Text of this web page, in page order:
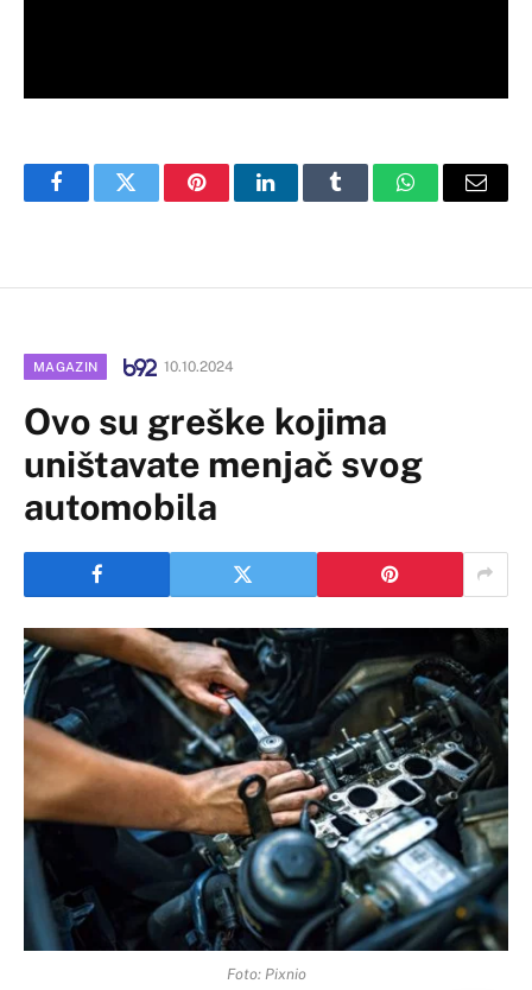
FacebookTwitter PinterestLinkedInTumblr WhatsAppEmail
MAGAZIN 10.10.2024
Ovo su greške kojima
uništavate menjač svog
automobila
Foto: Pixnio